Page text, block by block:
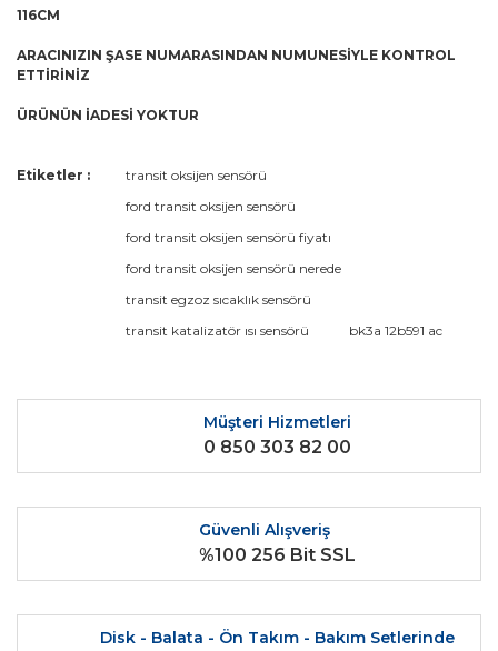
116CM
ARACINIZIN ŞASE NUMARASINDAN NUMUNESİYLE KONTROL
ETTİRİNİZ
ÜRÜNÜN İADESİ YOKTUR
Bu ürüne ilk yorumu siz yapın!
Yorum Yaz
Bu ürünün fiyat bilgisi, resim, ürün açıklamalarında ve diğer
kullanarak tarafımıza iletebilirsiniz.
Görüş ve önerileriniz için teşekkür ederiz.
Bu ürüne benzer farklı alternatifler olmalı.
Gönder
Etiketler :
transit oksijen sensörü
ford transit oksijen sensörü
ford transit oksijen sensörü fiyatı
ford transit oksijen sensörü nerede
transit egzoz sıcaklık sensörü
transit katalizatör ısı sensörü
bk3a 12b591 ac
Müşteri Hizmetleri
0 850 303 82 00
Güvenli Alışveriş
%100 256 Bit SSL
Disk - Balata - Ön Takım - Bakım Setlerinde